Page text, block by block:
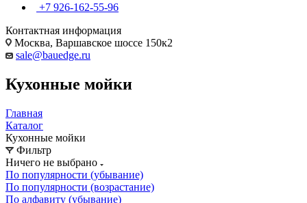
+7 926-162-55-96
Контактная информация
Москва, Варшавское шоссе 150к2
sale@bauedge.ru
Кухонные мойки
Главная
Каталог
Кухонные мойки
Фильтр
Ничего не выбрано
По популярности (убывание)
По популярности (возрастание)
По алфавиту (убывание)